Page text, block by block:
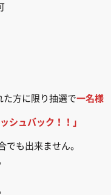
た方に限り抽選で一名様
シュバック！！」
も出来ません。